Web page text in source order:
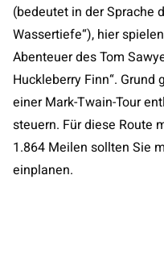
(bedeutet in der Sprache
Wassertiefe“), hier
Abenteuer des Tom
Huckleberry Finn“.
einer Mark-Twain-Tour
steuern. Für diese Route
1.864 Meilen sollten Sie
einplanen.